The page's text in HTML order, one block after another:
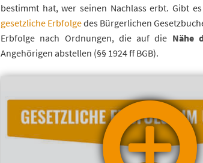
bestimmt hat, wer seinen Nachlass erbt. Gibt
gesetzliche Erbfolgedes Bürgerlichen
Erbfolge nach Ordnungen, die auf die Nähe
Angehörigen abstellen (§§ 1924 ff BGB).